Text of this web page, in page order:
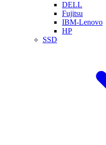
DELL
Fujitsu
IBM-Lenovo
HP
SSD